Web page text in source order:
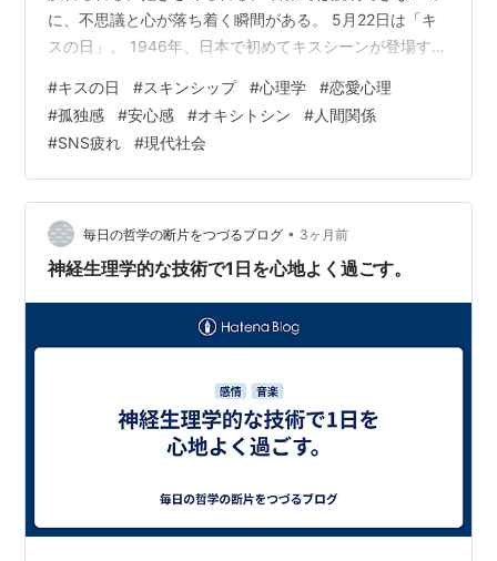
に、不思議と心が落ち着く瞬間がある。 5月22日は「キ
スの日」。 1946年、日本で初めてキスシーンが登場する
なる恋愛の話ではなく、 👉 「なぜ人は“触れられるこ
と”で安心するのか」 について、心理学や現代社会の視点
から考えてみたい。 目次 人は「触覚」で安心を感じる生
き物 スキンシップで脳に起きていること 現代人は「触れ
られる機会」が減っている 「人肌恋しい」は本能だった
キスが特別なの…
#キスの日 #スキンシップ #心理学 #恋愛心理
#孤独感 #安心感 #オキシトシン #人間関係
#SNS疲れ #現代社会
毎日の哲学の断片をつづるブログ • 3ヶ月前
神経生理学的な技術で1日を心地よく過ごす。